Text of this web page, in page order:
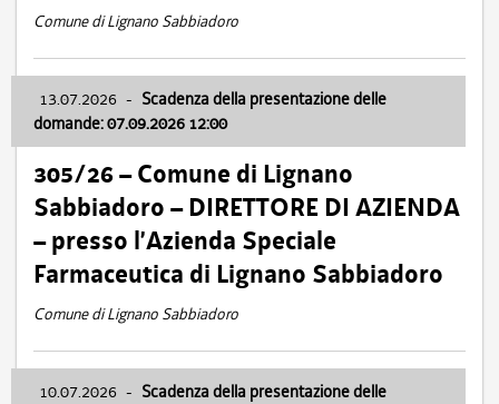
Comune di Lignano Sabbiadoro
13.07.2026 - Scadenza della presentazione delle
domande: 07.09.2026 12:00
305/26 – Comune di Lignano
Sabbiadoro – DIRETTORE DI AZIENDA
– presso l’Azienda Speciale
Farmaceutica di Lignano Sabbiadoro
Comune di Lignano Sabbiadoro
10.07.2026 - Scadenza della presentazione delle